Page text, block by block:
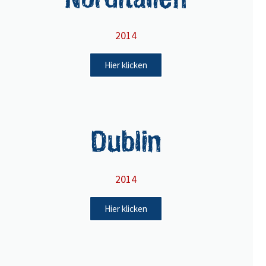
2014
Hier klicken
Dublin
2014
Hier klicken